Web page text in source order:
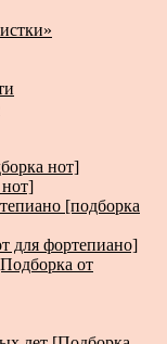
нот]
[подборка
для фортепиано]
от